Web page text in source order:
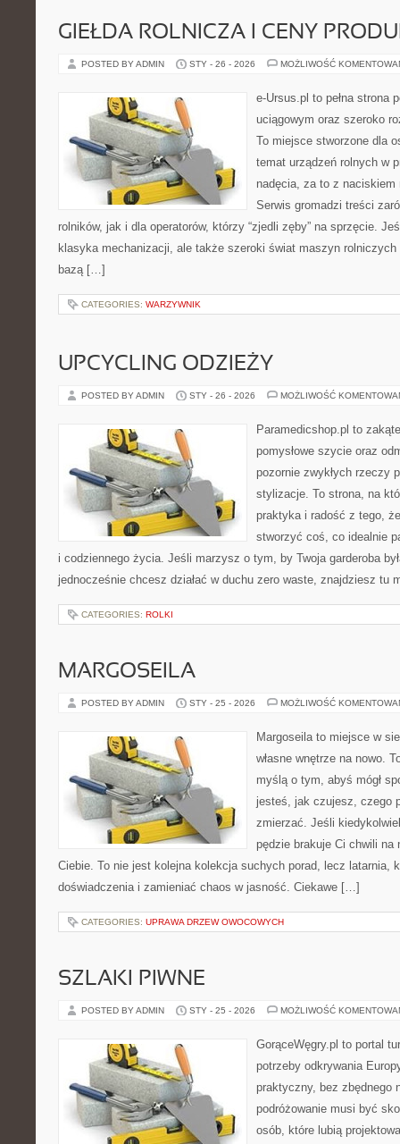
GIEŁDA ROLNICZA I CENY
POSTED BY ADMIN STY - 26 - 2026 MOŻLIWOŚĆ
e-Ursus.pl to pełna strona
uciągowym oraz szeroko
To miejsce stworzone dla
temat urządzeń rolnych w
nadęcia, za to z
Serwis gromadzi treści
rolników, jak i dla operatorów, którzy “zjedli zęby” na sprzęcie.
klasyka mechanizacji, ale także szeroki świat maszyn
bazą […]
CATEGORIES: WARZYWNIK
UPCYCLING ODZIEŻY
POSTED BY ADMIN STY - 26 - 2026 MOŻLIWOŚĆ
Paramedicshop.pl to
pomysłowe szycie oraz
pozornie zwykłych rzeczy
stylizacje. To strona, na
praktyka i radość z tego,
stworzyć coś, co idealnie
i codziennego życia. Jeśli marzysz o tym, by Twoja garderoba
jednocześnie chcesz działać w duchu zero waste, znajdziesz tu
CATEGORIES: ROLKI
MARGOSEILA
POSTED BY ADMIN STY - 25 - 2026 MOŻLIWOŚĆ
Margoseila to miejsce w
własne wnętrze na nowo.
myślą o tym, abyś mógł
jesteś, jak czujesz, czego
zmierzać. Jeśli
pędzie brakuje Ci chwili na
Ciebie. To nie jest kolejna kolekcja suchych porad, lecz latarnia,
doświadczenia i zamieniać chaos w jasność. Ciekawe […]
CATEGORIES: UPRAWA DRZEW OWOCOWYCH
SZLAKI PIWNE
POSTED BY ADMIN STY - 25 - 2026 MOŻLIWOŚĆ
GorąceWęgry.pl to portal
potrzeby odkrywania
praktyczny, bez zbędnego
podróżowanie musi być
osób, które lubią